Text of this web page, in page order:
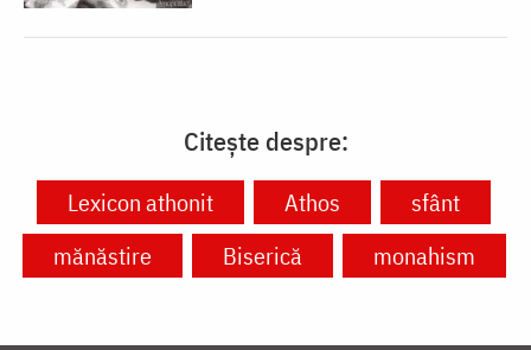
Citește despre:
Lexicon athonit Athos
sfânt
mănăstire
Biserică monahism